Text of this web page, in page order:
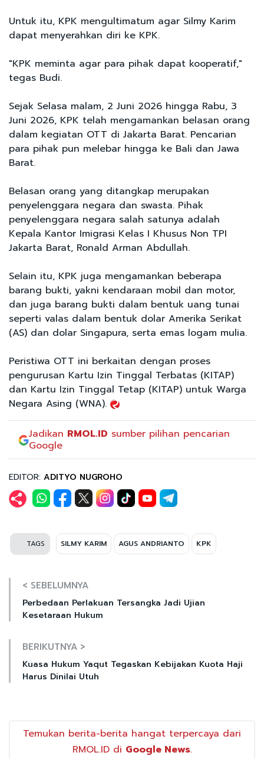
Untuk itu, KPK mengultimatum agar Silmy Karim
dapat menyerahkan diri ke KPK.
"KPK meminta agar para pihak dapat kooperatif,"
tegas Budi.
Sejak Selasa malam, 2 Juni 2026 hingga Rabu, 3
Juni 2026, KPK telah mengamankan belasan orang
dalam kegiatan OTT di Jakarta Barat. Pencarian
para pihak pun melebar hingga ke Bali dan Jawa
Barat.
Belasan orang yang ditangkap merupakan
penyelenggara negara dan swasta. Pihak
penyelenggara negara salah satunya adalah
Kepala Kantor Imigrasi Kelas I Khusus Non TPI
Jakarta Barat, Ronald Arman Abdullah.
Selain itu, KPK juga mengamankan beberapa
barang bukti, yakni kendaraan mobil dan motor,
dan juga barang bukti dalam bentuk uang tunai
seperti valas dalam bentuk dolar Amerika Serikat
(AS) dan dolar Singapura, serta emas logam mulia.
Peristiwa OTT ini berkaitan dengan proses
pengurusan Kartu Izin Tinggal Terbatas (KITAP)
dan Kartu Izin Tinggal Tetap (KITAP) untuk Warga
Negara Asing (WNA).
Jadikan RMOL.ID sumber pilihan pencarian
Google
EDITOR: ADITYO NUGROHO
TAGS SILMY KARIM AGUS ANDRIANTO KPK
< SEBELUMNYA
Perbedaan Perlakuan Tersangka Jadi Ujian
Kesetaraan Hukum
BERIKUTNYA >
Kuasa Hukum Yaqut Tegaskan Kebijakan Kuota Haji
Harus Dinilai Utuh
Temukan berita-berita hangat terpercaya dari
RMOL.ID di Google News.